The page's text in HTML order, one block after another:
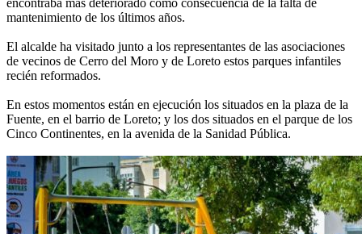
encontraba más deteriorado como consecuencia de la falta de
mantenimiento de los últimos años.
El alcalde ha visitado junto a los representantes de las asociaciones
de vecinos de Cerro del Moro y de Loreto estos parques infantiles
recién reformados.
En estos momentos están en ejecución los situados en la plaza de la
Fuente, en el barrio de Loreto; y los dos situados en el parque de los
Cinco Continentes, en la avenida de la Sanidad Pública.